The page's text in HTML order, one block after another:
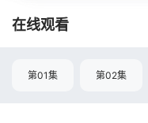
在线观看
第01集 第02集